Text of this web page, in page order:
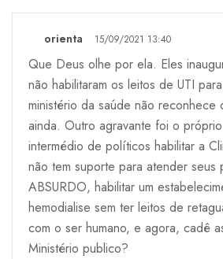
orienta 15/09/2021 13:40
Que Deus olhe por ela. Eles
não habilitaram os leitos de UTI
ministério da saúde não reconhece
ainda. Outro agravante foi o
intermédio de políticos habilitar a
não tem suporte para atender seus
ABSURDO, habilitar um
hemodialise sem ter leitos de
com o ser humano, e agora, cadê
Ministério publico?